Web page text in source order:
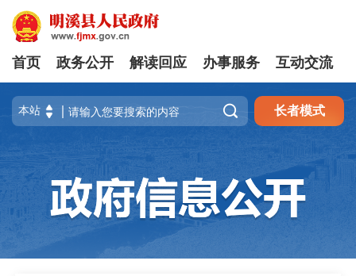
首页 政务公开 解读回应 办事服务 互动交流
 长者模式